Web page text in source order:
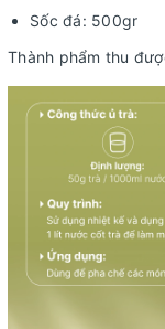
Sốc đá: 500gr
Thành phẩm thu